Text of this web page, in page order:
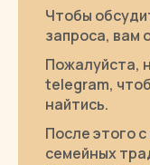
Чтобы
запроса, вам
Пожалуйста,
telegram,
найтись.
После этого
семейных